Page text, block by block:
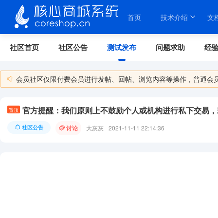
首页 技术介绍 文
关于我们
社区首页 社区公告 测试发布 问题求助 经
会员社区仅限付费会员进行发帖、回帖、浏览内容等操作，普通会
置顶
社区公告 讨论 大灰灰 2021-11-11 22:14:36